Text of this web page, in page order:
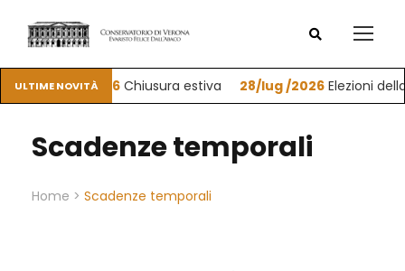
ULTIME NOVITÀ
01/ago /2026 Chiusura estiva 28/lug /2026Elezioni della
Scadenze temporali
Home > Scadenze temporali